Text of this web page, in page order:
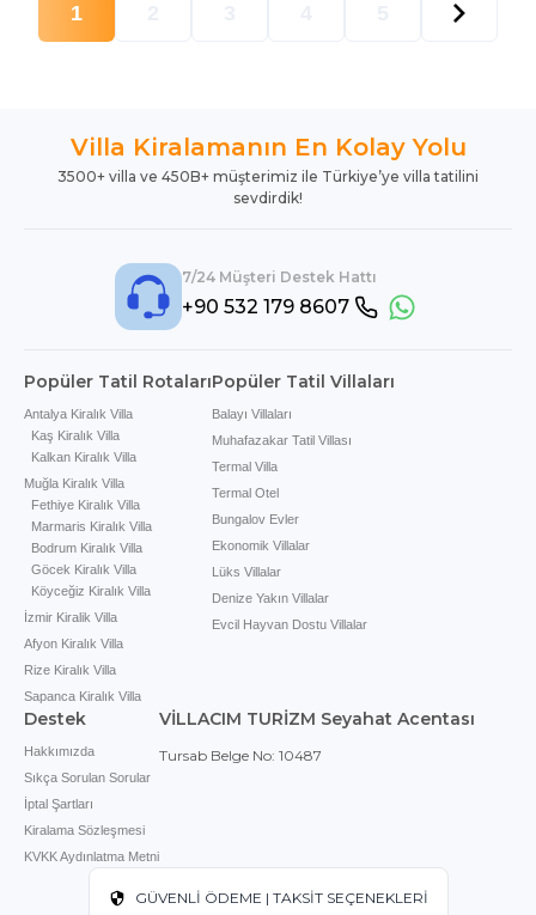
1
Villa Kiralamanın En Kolay Yolu
3500+ villa ve 450B+ müşterimiz ile Türkiye’ye villa tatilini
sevdirdik!
7/24 Müşteri Destek Hattı
+90 532 179 8607
Popüler Tatil Rotaları
Antalya Kiralık Villa
Kaş Kiralık Villa
Kalkan Kiralık Villa
Muğla Kiralık Villa
Fethiye Kiralık Villa
Marmaris Kiralık Villa
Bodrum Kiralık Villa
Göcek Kiralık Villa
Köyceğiz Kiralık Villa
İzmir Kiralik Villa
Afyon Kiralık Villa
Rize Kiralık Villa
Sapanca Kiralık Villa
Popüler Tatil Villaları
Balayı Villaları
Muhafazakar Tatil Villası
Termal Villa
Termal Otel
Bungalov Evler
Ekonomik Villalar
Lüks Villalar
Denize Yakın Villalar
Evcil Hayvan Dostu Villalar
Destek
Hakkımızda
Sıkça Sorulan Sorular
İptal Şartları
Kiralama Sözleşmesi
KVKK Aydınlatma Metni
VİLLACIM TURİZM Seyahat Acentası
Tursab Belge No: 10487
GÜVENLİ ÖDEME | TAKSİT SEÇENEKLERİ